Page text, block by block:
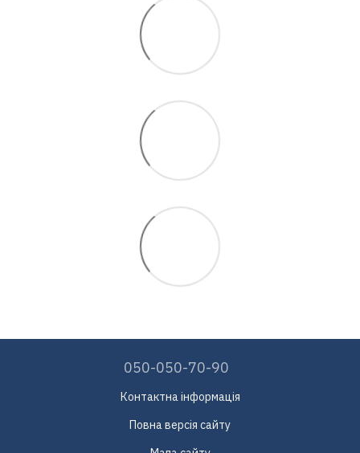
050-050-70-90
Контактна інформація
Повна версія сайту